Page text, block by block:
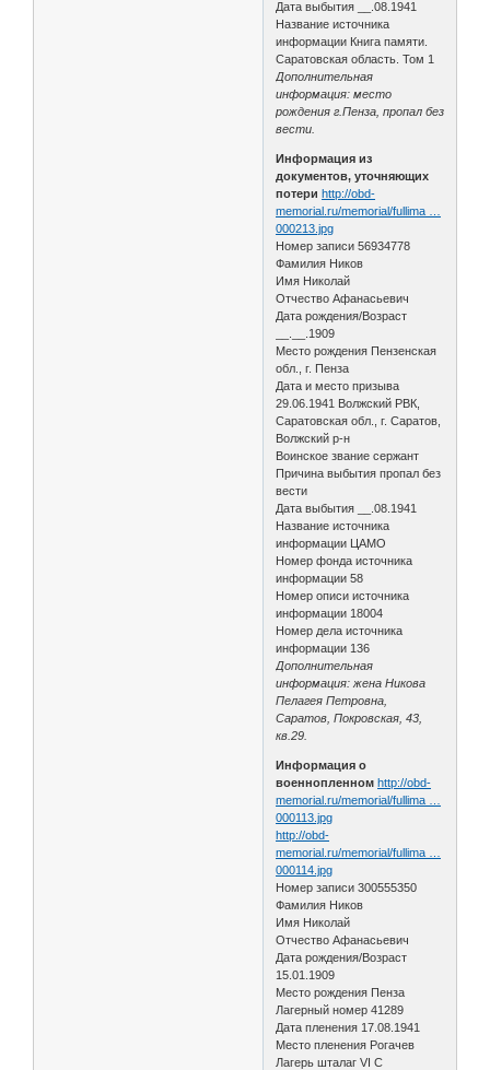
Дата выбытия __.08.1941
Название источника
информации Книга памяти.
Саратовская область. Том 1
Дополнительная
информация: место
рождения г.Пенза, пропал без
вести.
Информация из
документов, уточняющих
потери http://obd-
memorial.ru/memorial/fullima …
000213.jpg
Номер записи 56934778
Фамилия Ников
Имя Николай
Отчество Афанасьевич
Дата рождения/Возраст
__.__.1909
Место рождения Пензенская
обл., г. Пенза
Дата и место призыва
29.06.1941 Волжский РВК,
Саратовская обл., г. Саратов,
Волжский р-н
Воинское звание сержант
Причина выбытия пропал без
вести
Дата выбытия __.08.1941
Название источника
информации ЦАМО
Номер фонда источника
информации 58
Номер описи источника
информации 18004
Номер дела источника
информации 136
Дополнительная
информация: жена Никова
Пелагея Петровна,
Саратов, Покровская, 43,
кв.29.
Информация о
военнопленном http://obd-
memorial.ru/memorial/fullima …
000113.jpg
http://obd-
memorial.ru/memorial/fullima …
000114.jpg
Номер записи 300555350
Фамилия Ников
Имя Николай
Отчество Афанасьевич
Дата рождения/Возраст
15.01.1909
Место рождения Пенза
Лагерный номер 41289
Дата пленения 17.08.1941
Место пленения Рогачев
Лагерь шталаг VI C